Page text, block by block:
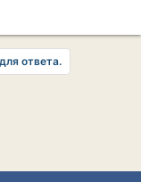
ответа.